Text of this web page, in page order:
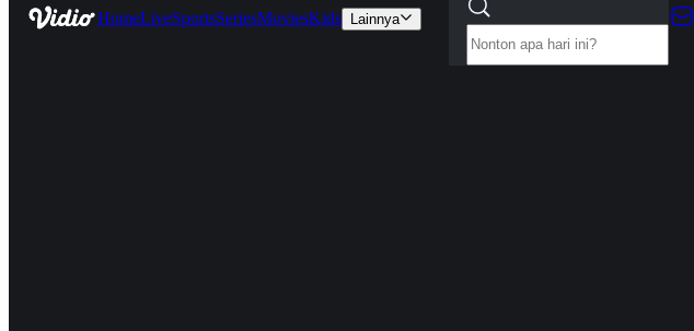
HomeLiveSportsSeriesMoviesKids Lainnya